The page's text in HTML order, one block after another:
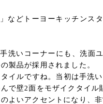
などトーヨーキッチンス
洗いコーナーにも、洗面
製品が採用されました。
タイルですね。当初は手
で壁2面をモザイクタイル
よいアクセントになり、